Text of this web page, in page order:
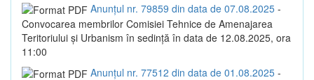
Anunțul nr. 79859 din data de 07.08.2025 -
Convocarea membrilor Comisiei Tehnice de Amenajarea
Teritoriului și Urbanism în sedință în data de 12.08.2025, ora
11:00
Anunțul nr. 77512 din data de 01.08.2025 -